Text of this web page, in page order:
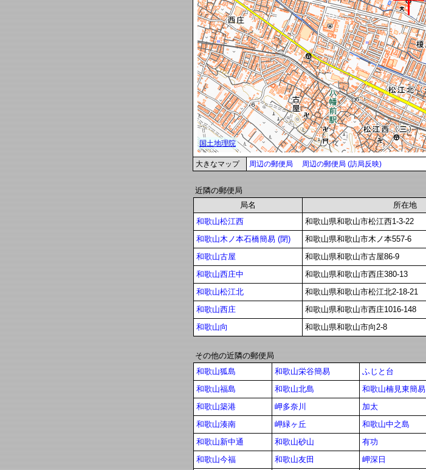
大きなマップ 周辺の郵便局 周辺の郵便局 (訪局反映)
近隣の郵便局
局名
所在地
和歌山松江西
和歌山県和歌山市松江西1-3-22
和歌山木ノ本石橋簡易 (閉)
和歌山県和歌山市木ノ本557-6
和歌山古屋
和歌山県和歌山市古屋86-9
和歌山西庄中
和歌山県和歌山市西庄380-13
和歌山松江北
和歌山県和歌山市松江北2-18-21
和歌山西庄
和歌山県和歌山市西庄1016-148
和歌山向
和歌山県和歌山市向2-8
その他の近隣の郵便局
和歌山狐島
和歌山栄谷簡易 ふじと台
和歌山福島
和歌山北島 和歌山楠見東簡易
和歌山築港
岬多奈川 加太
和歌山湊南
岬緑ヶ丘 和歌山中之島
和歌山新中通
和歌山砂山 有功
和歌山今福
和歌山友田 岬深日